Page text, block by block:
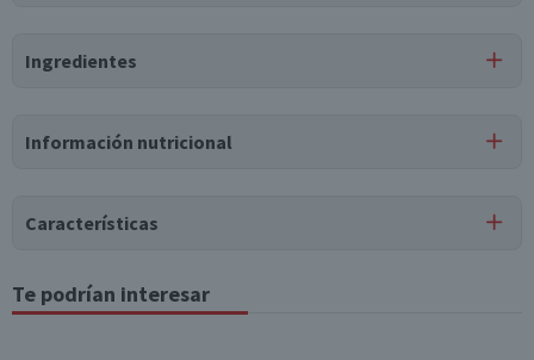
Ingredientes
carragenina, gas propelente (óxido nitroso).
Información nutricional
Tabla nutricional
Características
Tipo de Producto
Crema Chantilly
Te podrían interesar